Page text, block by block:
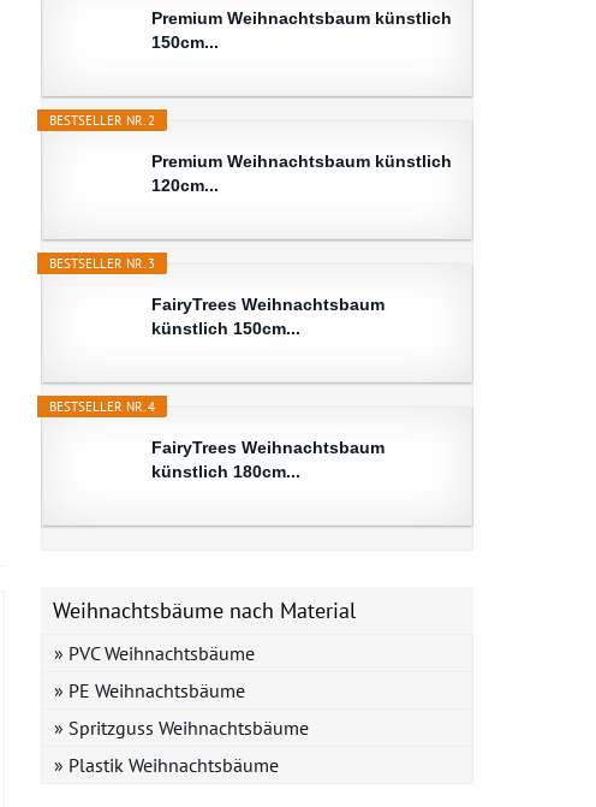
Premium Weihnachtsbaum künstlich
150cm...
BESTSELLER NR. 2
Premium Weihnachtsbaum künstlich
120cm...
BESTSELLER NR. 3
FairyTrees Weihnachtsbaum
künstlich 150cm...
BESTSELLER NR. 4
FairyTrees Weihnachtsbaum
künstlich 180cm...
Weihnachtsbäume nach Material
» PVC Weihnachtsbäume
» PE Weihnachtsbäume
» Spritzguss Weihnachtsbäume
» Plastik Weihnachtsbäume